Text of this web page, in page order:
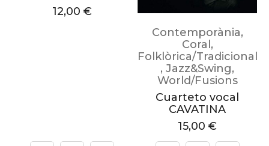
12,00 €
Contemporània,
Coral ,
Folklòrica/Tradicional
, Jazz&Swing,
World/Fusions
Cuarteto vocal
CAVATINA
15,00 €